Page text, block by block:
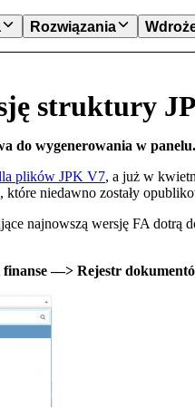
Rozwiązania
najnowszą wersję struktury
struktury
do wygenerowania w panelu.
plików JPK V7, a już w
niedawno zostały
najnowszą wersję FA
—> Rejestr